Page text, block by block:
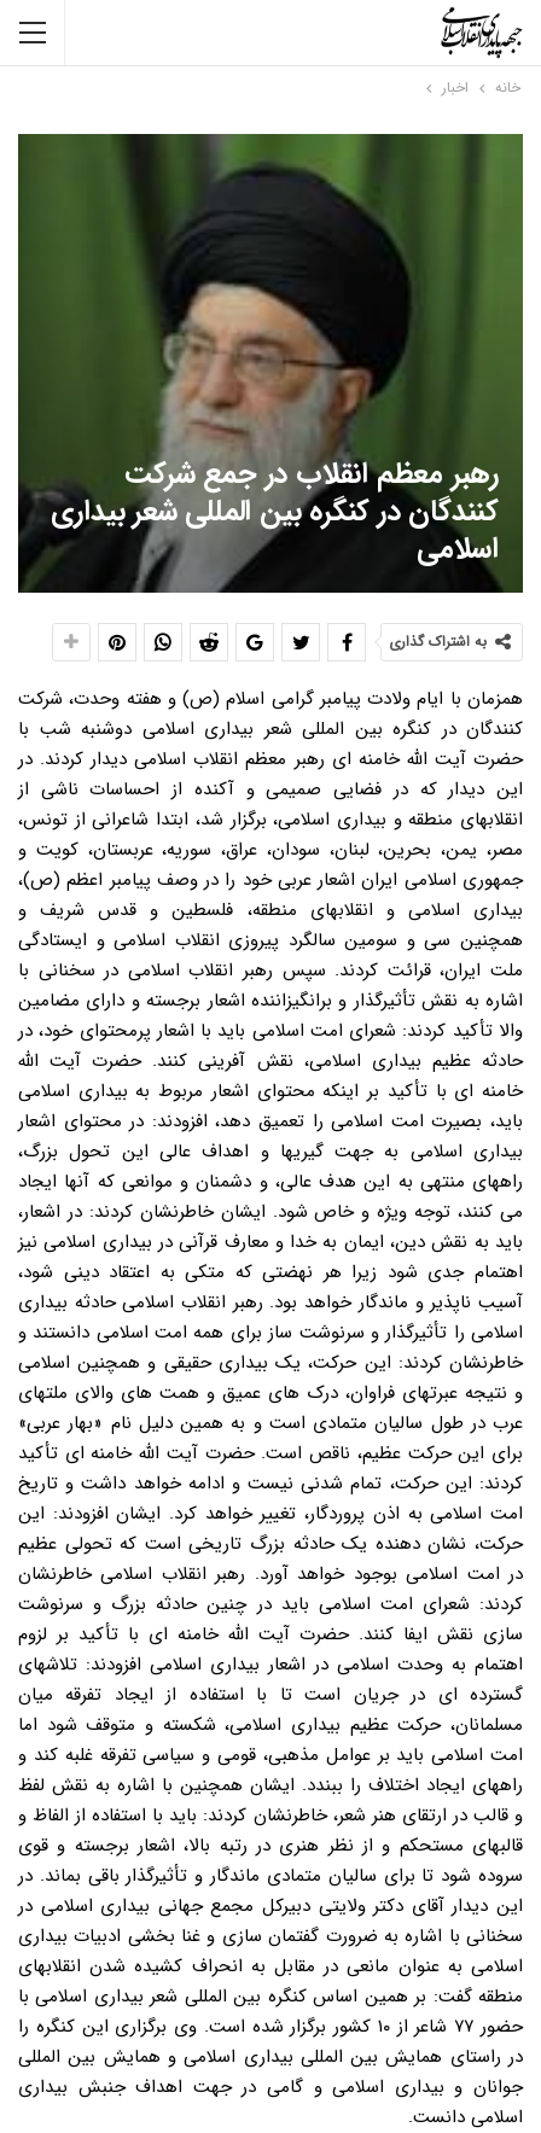
خانه اخبار
رهبر معظم انقلاب در جمع شرکت
کنندگان در کنگره بین المللی شعر بیداری
اسلامی
به اشتراک گذاری
همزمان با ایام ولادت پیامبر گرامی اسلام (ص) و هفته وحدت، شرکت
کنندگان در کنگره بین المللی شعر بیداری اسلامی دوشنبه شب با
حضرت آیت الله خامنه ای رهبر معظم انقلاب اسلامی دیدار کردند. در
این دیدار که در فضایی صمیمی و آکنده از احساسات ناشی از
انقلابهای منطقه و بیداری اسلامی، برگزار شد، ابتدا شاعرانی از تونس،
مصر، یمن، بحرین، لبنان، سودان، عراق، سوریه، عربستان، کویت و
جمهوری اسلامی ایران اشعار عربی خود را در وصف پیامبر اعظم (ص)،
بیداری اسلامی و انقلابهای منطقه، فلسطین و قدس شریف و
همچنین سی و سومین سالگرد پیروزی انقلاب اسلامی و ایستادگی
ملت ایران، قرائت کردند. سپس رهبر انقلاب اسلامی در سخنانی با
اشاره به نقش تأثیرگذار و برانگیزاننده اشعار برجسته و دارای مضامین
والا تأکید کردند: شعرای امت اسلامی باید با اشعار پرمحتوای خود، در
حادثه عظیم بیداری اسلامی، نقش آفرینی کنند. حضرت آیت الله
خامنه ای با تأکید بر اینکه محتوای اشعار مربوط به بیداری اسلامی
باید، بصیرت امت اسلامی را تعمیق دهد، افزودند: در محتوای اشعار
بیداری اسلامی به جهت گیریها و اهداف عالی این تحول بزرگ،
راههای منتهی به این هدف عالی، و دشمنان و موانعی که آنها ایجاد
می کنند، توجه ویژه و خاص شود. ایشان خاطرنشان کردند: در اشعار،
باید به نقش دین، ایمان به خدا و معارف قرآنی در بیداری اسلامی نیز
اهتمام جدی شود زیرا هر نهضتی که متکی به اعتقاد دینی شود،
آسیب ناپذیر و ماندگار خواهد بود. رهبر انقلاب اسلامی حادثه بیداری
اسلامی را تأثیرگذار و سرنوشت ساز برای همه امت اسلامی دانستند و
خاطرنشان کردند: این حرکت، یک بیداری حقیقی و همچنین اسلامی
و نتیجه عبرتهای فراوان، درک های عمیق و همت های والای ملتهای
عرب در طول سالیان متمادی است و به همین دلیل نام «بهار عربی»
برای این حرکت عظیم، ناقص است. حضرت آیت الله خامنه ای تأکید
کردند: این حرکت، تمام شدنی نیست و ادامه خواهد داشت و تاریخ
امت اسلامی به اذن پروردگار، تغییر خواهد کرد. ایشان افزودند: این
حرکت، نشان دهنده یک حادثه بزرگ تاریخی است که تحولی عظیم
در امت اسلامی بوجود خواهد آورد. رهبر انقلاب اسلامی خاطرنشان
کردند: شعرای امت اسلامی باید در چنین حادثه بزرگ و سرنوشت
سازی نقش ایفا کنند. حضرت آیت الله خامنه ای با تأکید بر لزوم
اهتمام به وحدت اسلامی در اشعار بیداری اسلامی افزودند: تلاشهای
گسترده ای در جریان است تا با استفاده از ایجاد تفرقه میان
مسلمانان، حرکت عظیم بیداری اسلامی، شکسته و متوقف شود اما
امت اسلامی باید بر عوامل مذهبی، قومی و سیاسی تفرقه غلبه کند و
راههای ایجاد اختلاف را ببندد. ایشان همچنین با اشاره به نقش لفظ
و قالب در ارتقای هنر شعر، خاطرنشان کردند: باید با استفاده از الفاظ و
قالبهای مستحکم و از نظر هنری در رتبه بالا، اشعار برجسته و قوی
سروده شود تا برای سالیان متمادی ماندگار و تأثیرگذار باقی بماند. در
این دیدار آقای دکتر ولایتی دبیرکل مجمع جهانی بیداری اسلامی در
سخنانی با اشاره به ضرورت گفتمان سازی و غنا بخشی ادبیات بیداری
اسلامی به عنوان مانعی در مقابل به انحراف کشیده شدن انقلابهای
منطقه گفت: بر همین اساس کنگره بین المللی شعر بیداری اسلامی با
حضور ۷۷ شاعر از ۱۰ کشور برگزار شده است. وی برگزاری این کنگره را
در راستای همایش بین المللی بیداری اسلامی و همایش بین المللی
جوانان و بیداری اسلامی و گامی در جهت اهداف جنبش بیداری
اسلامی دانست.